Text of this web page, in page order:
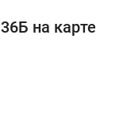
на карте